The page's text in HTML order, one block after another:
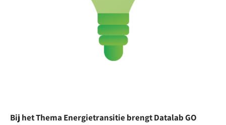
Bij het Thema Energietransitie brengt Datalab GO